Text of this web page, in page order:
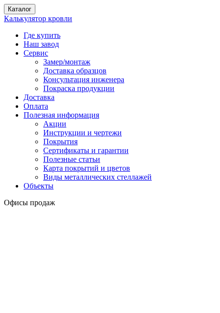
Каталог
Калькулятор кровли
Где купить
Наш завод
Сервис
Замер/монтаж
Доставка образцов
Консультация инженера
Покраска продукции
Доставка
Оплата
Полезная информация
Акции
Инструкции и чертежи
Покрытия
Сертификаты и гарантии
Полезные статьи
Карта покрытий и цветов
Виды металлических стеллажей
Объекты
Офисы продаж